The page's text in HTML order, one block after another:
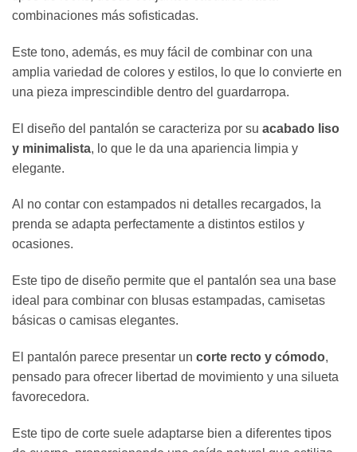
combinaciones más sofisticadas.
Este tono, además, es muy fácil de combinar con una
amplia variedad de colores y estilos, lo que lo convierte en
una pieza imprescindible dentro del guardarropa.
El diseño del pantalón se caracteriza por su acabado liso
y minimalista, lo que le da una apariencia limpia y
elegante.
Al no contar con estampados ni detalles recargados, la
prenda se adapta perfectamente a distintos estilos y
ocasiones.
Este tipo de diseño permite que el pantalón sea una base
ideal para combinar con blusas estampadas, camisetas
básicas o camisas elegantes.
El pantalón parece presentar un corte recto y cómodo,
pensado para ofrecer libertad de movimiento y una silueta
favorecedora.
Este tipo de corte suele adaptarse bien a diferentes tipos